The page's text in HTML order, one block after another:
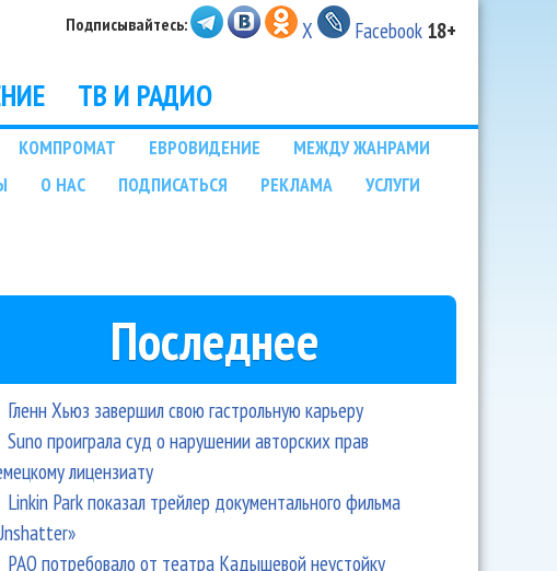
Подписывайтесь: X Facebook 18+
ТВ И РАДИО
КОМПРОМАТ ЕВРОВИДЕНИЕ
МЕЖДУ ЖАНРАМИ
О НАС ПОДПИСАТЬСЯ РЕКЛАМА
УСЛУГИ
Последнее
Гленн Хьюз завершил свою гастрольную карьеру
Suno проиграла суд о нарушении авторских прав
лицензиату
Linkin Park показал трейлер документального фильма
РАО потребовало от театра Кадышевой неустойку